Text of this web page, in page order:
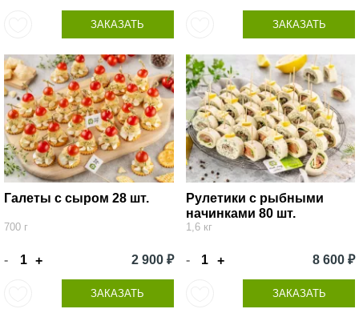
ЗАКАЗАТЬ ЗАКАЗАТЬ
Галеты с сыром 28 шт.
700 г
- + 2 900 ₽
ЗАКАЗАТЬ
Рулетики с рыбными
начинками 80 шт.
1,6 кг
- + 8 600 ₽
ЗАКАЗАТЬ